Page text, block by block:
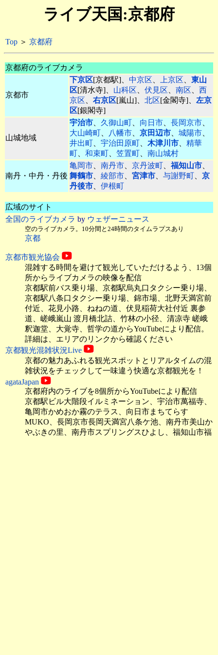
ライブ天国:京都府
Top ＞ 京都府
京都府のライブカメラ
京都市
下京区[京都駅]、 中京区、 上京区、 東山
区[清水寺]、 山科区、 伏見区、 南区、 西
京区、 右京区[嵐山]、 北区[金閣寺]、 左京
区[銀閣寺]
山城地域
宇治市、 久御山町、 向日市、 長岡京市、
大山崎町、 八幡市、 京田辺市、 城陽市、
井出町、 宇治田原町、 木津川市、 精華
町、 和束町、 笠置町、 南山城村
南丹・中丹・丹後
亀岡市、 南丹市、 京丹波町、 福知山市、
舞鶴市、 綾部市、 宮津市、 与謝野町、 京
丹後市、 伊根町
広域のサイト
全国のライブカメラ by ウェザーニュース
空のライブカメラ。10分間と24時間のタイムラプスあり
京都
京都市観光協会
混雑する時間を避けて観光していただけるよう、13個
所からライブカメラの映像を配信
京都駅前バス乗り場、京都駅烏丸口タクシー乗り場、
京都駅八条口タクシー乗り場、錦市場、北野天満宮前
付近、花見小路、ねねの道、伏見稲荷大社付近 裏参
道、嵯峨嵐山 渡月橋北詰、竹林の小径、清凉寺 嵯峨
釈迦堂、大覚寺、哲学の道からYouTubeにより配信。
詳細は、エリアのリンクから確認ください
京都観光混雑状況Live
京都の魅力あふれる観光スポットとリアルタイムの混
雑状況をチェックして一味違う快適な京都観光を！
agataJapan
京都府内のライブを8個所からYouTubeにより配信
京都駅ビル大階段イルミネーション、宇治市萬福寺、
亀岡市かめおか霧のテラス、向日市まちてらす
MUKO、長岡京市長岡天満宮八条ケ池、南丹市美山か
やぶきの里、南丹市スプリングスひよし、福知山市福